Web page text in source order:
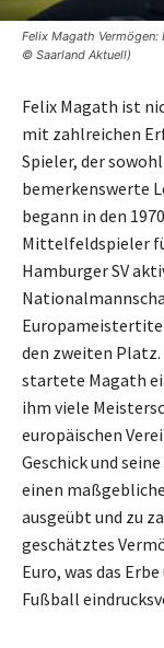
Felix Magath
© Saarland Aktuell)
Felix Magath ist
mit zahlreichen
Spieler, der
bemerkenswerte
begann in den
Mittelfeldspieler
Hamburger SV
den zweiten Platz.
startete Magath
ihm viele
europäischen
Geschick und
einen
ausgeübt und zu
geschätztes
Euro, was das
Fußball